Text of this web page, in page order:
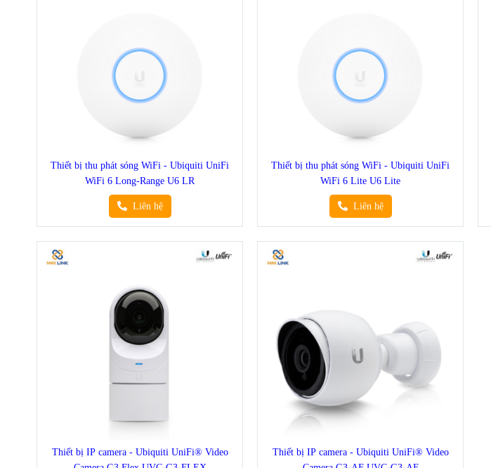
Thiết bị thu phát sóng WiFi - Ubiquiti UniFi
WiFi 6 Long-Range U6 LR
Liên hệ
Thiết bị thu phát sóng WiFi - Ubiquiti UniFi
WiFi 6 Lite U6 Lite
Liên hệ
Thiết bị IP camera - Ubiquiti UniFi® Video
Thiết bị IP camera - Ubiquiti UniFi® Video